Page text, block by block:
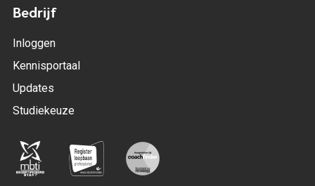
Bedrijf
Inloggen
Kennisportaal
Updates
Studiekeuze